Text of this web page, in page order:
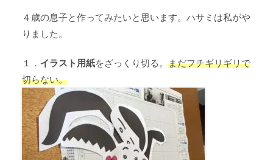
４歳の息子と作ってみたいと思います。ハサミは私がや
りました。
１． イラスト用紙をざっくり切る。 まだフチギリギリで
切らない。